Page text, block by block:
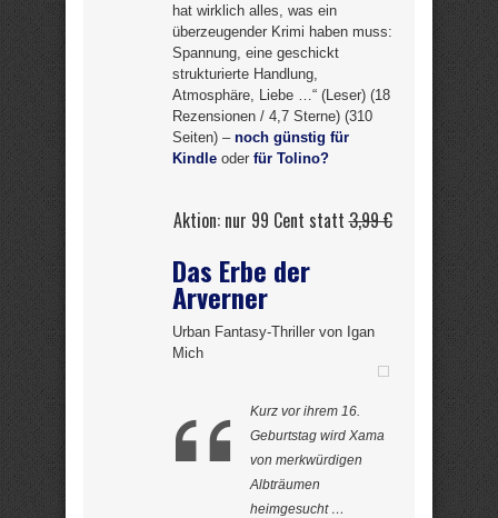
hat wirklich alles, was ein
überzeugender Krimi haben muss:
Spannung, eine geschickt
strukturierte Handlung,
Atmosphäre, Liebe …“ (Leser) (18
Rezensionen / 4,7 Sterne) (310
Seiten) – noch günstig für
Kindle oder für Tolino?
Aktion: nur 99 Cent statt3,99 €
Das Erbe der
Arverner
Urban Fantasy-Thriller von Igan
Mich
Kurz vor ihrem 16.
Geburtstag wird Xama
von merkwürdigen
Albträumen
heimgesucht …